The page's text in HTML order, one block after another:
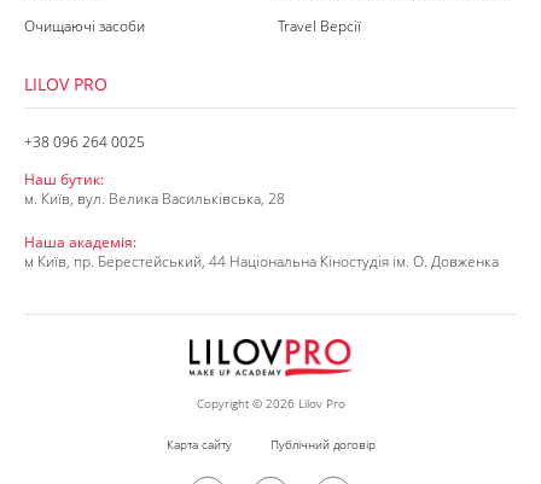
Очищаючі засоби
Travel Версії
LILOV PRO
+38 096 264 0025
Наш бутик:
м. Київ, вул. Велика Васильківська, 28
Наша академія:
м Київ, пр. Берестейський, 44 Національна Кіностудія ім. О. Довженка
Copyright © 2026 Lilov Pro
Карта сайту Публічний договір